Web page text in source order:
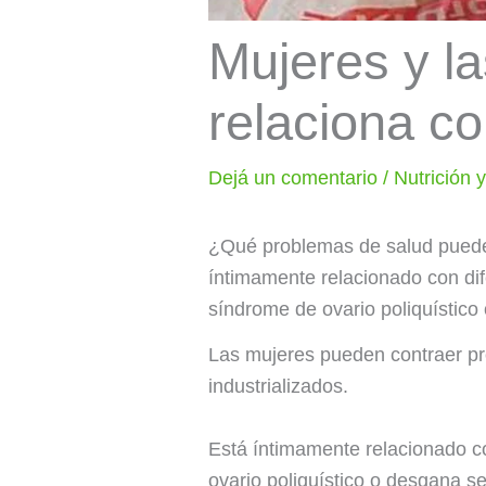
Mujeres y
relaciona
Dejá un comentario / Nutrición
¿Qué problemas de salud
íntimamente relacionado con
síndrome de ovario poliquístico
Las mujeres pueden contraer
industrializados.
Está íntimamente relacionado
ovario poliquístico o desgana